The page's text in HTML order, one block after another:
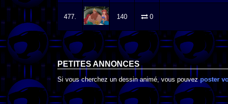
477. 140 0
PETITES ANNONCES
Si vous cherchez un dessin animé, vous pouvezposter